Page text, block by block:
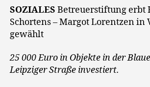
SOZIALES Betreuerstiftung erbt
Schortens – Margot Lorentzen in
gewählt
25 000 Euro in Objekte in der
Leipziger Straße investiert.